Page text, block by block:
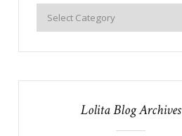
Lolita Blog Archives